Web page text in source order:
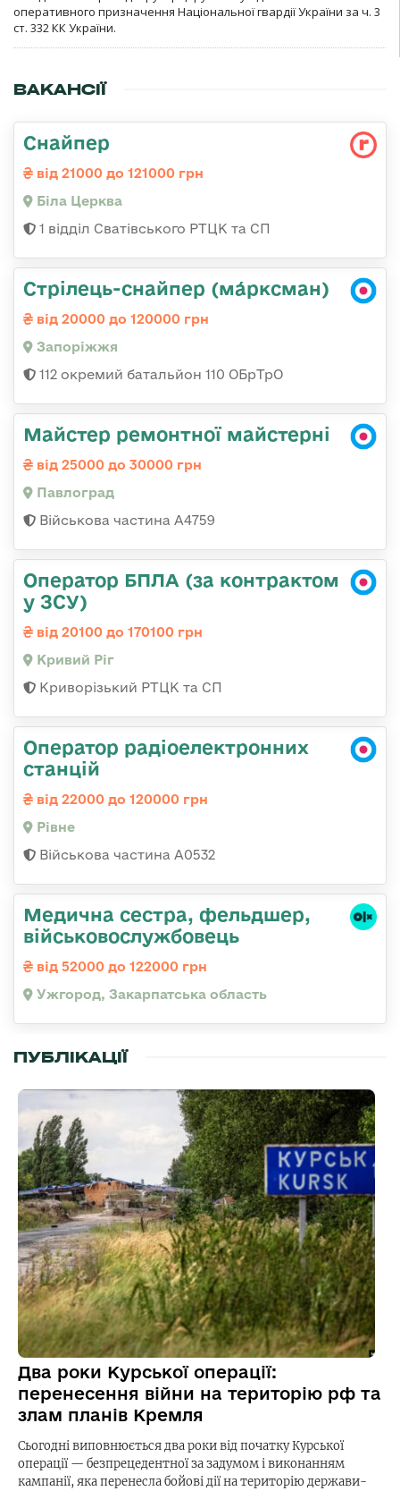
оперативного призначення Національної гвардії України за ч. 3
ст. 332 КК України.
ВАКАНСІЇ
Снайпер
від 21000 до 121000 грн
Біла Церква
1 відділ Сватівського РТЦК та СП
Стрілець-снайпер (ма́рксман)
від 20000 до 120000 грн
Запоріжжя
112 окремий батальйон 110 ОБрТрО
Майстер ремонтної майстерні
від 25000 до 30000 грн
Павлоград
Військова частина А4759
Оператор БПЛА (за контрактом
у ЗСУ)
від 20100 до 170100 грн
Кривий Ріг
Криворізький РТЦК та СП
Оператор радіоелектронних
станцій
від 22000 до 120000 грн
Рівне
Військова частина А0532
Медична сестра, фельдшер,
військовослужбовець
від 52000 до 122000 грн
Ужгород, Закарпатська область
ПУБЛІКАЦІЇ
Два роки Курської операції:
перенесення війни на територію рф та
злам планів Кремля
Сьогодні виповнюється два роки від початку Курської
операції — безпрецедентної за задумом і виконанням
кампанії, яка перенесла бойові дії на територію держави-